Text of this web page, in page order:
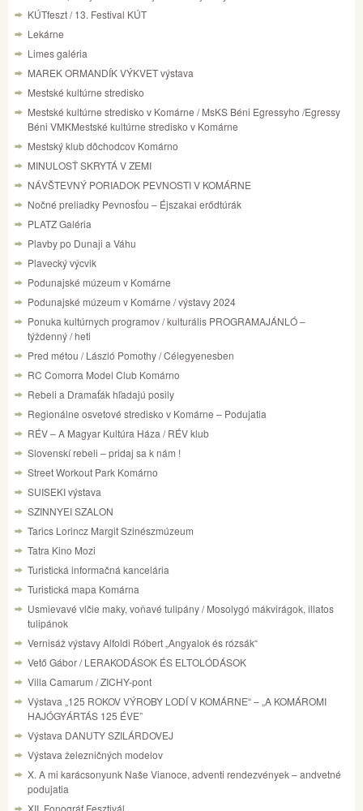
KÚTfeszt / 13. Festival KÚT
Lekárne
Limes galéria
MAREK ORMANDÍK VÝKVET výstava
Mestské kultúrne stredisko
Mestské kultúrne stredisko v Komárne / MsKS Béni Egressyho /Egressy
Béni VMKMestské kultúrne stredisko v Komárne
Mestský klub dôchodcov Komárno
MINULOSŤ SKRYTÁ V ZEMI
NÁVŠTEVNÝ PORIADOK PEVNOSTI V KOMÁRNE
Nočné preliadky Pevnosťou – Éjszakai erődtúrák
PLATZ Galéria
Plavby po Dunaji a Váhu
Plavecký výcvik
Podunajské múzeum v Komárne
Podunajské múzeum v Komárne / výstavy 2024
Ponuka kultúrnych programov / kulturális PROGRAMAJÁNLÓ –
týždenný / heti
Pred métou / László Pomothy / Célegyenesben
RC Comorra Model Club Komárno
Rebeli a Dramaťák hľadajú posily
Regionálne osvetové stredisko v Komárne – Podujatia
RÉV – A Magyar Kultúra Háza / RÉV klub
Slovenskí rebeli – pridaj sa k nám !
Street Workout Park Komárno
SUISEKI výstava
SZINNYEI SZALON
Tarics Lorincz Margit Szinészmúzeum
Tatra Kino Mozi
Turistická informačná kancelária
Turistická mapa Komárna
Usmievavé vlčie maky, voňavé tulipány / Mosolygó mákvirágok, illatos
tulipánok
Vernisáž výstavy Alfoldi Róbert „Angyalok és rózsák“
Vető Gábor / LERAKODÁSOK ÉS ELTOLÓDÁSOK
Villa Camarum / ZICHY-pont
Výstava „125 ROKOV VÝROBY LODÍ V KOMÁRNE“ – „A KOMÁROMI
HAJÓGYÁRTÁS 125 ÉVE”
Výstava DANUTY SZILÁRDOVEJ
Výstava železničných modelov
X. A mi karácsonyunk Naše Vianoce, adventi rendezvények – andvetné
podujatia
XII. Fonográf Fesztivál